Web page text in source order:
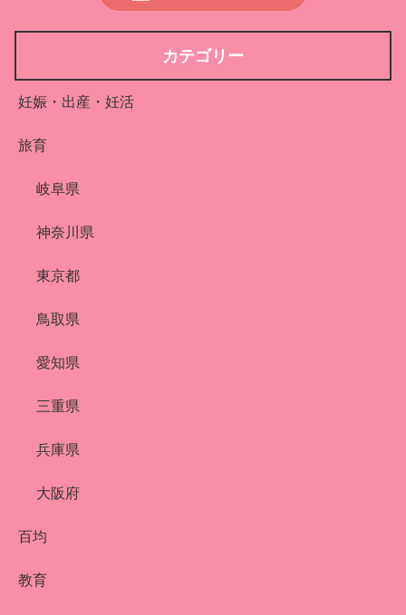
カテゴリー
妊娠・出産・妊活
旅育
岐阜県
神奈川県
東京都
鳥取県
愛知県
三重県
兵庫県
大阪府
百均
教育